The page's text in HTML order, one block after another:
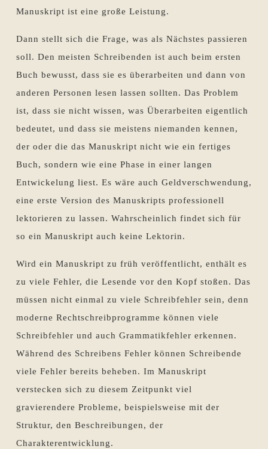
Manuskript ist eine große Leistung.
Dann stellt sich die Frage, was als Nächstes passieren
soll. Den meisten Schreibenden ist auch beim ersten
Buch bewusst, dass sie es überarbeiten und dann von
anderen Personen lesen lassen sollten. Das Problem
ist, dass sie nicht wissen, was Überarbeiten eigentlich
bedeutet, und dass sie meistens niemanden kennen,
der oder die das Manuskript nicht wie ein fertiges
Buch, sondern wie eine Phase in einer langen
Entwickelung liest. Es wäre auch Geldverschwendung,
eine erste Version des Manuskripts professionell
lektorieren zu lassen. Wahrscheinlich findet sich für
so ein Manuskript auch keine Lektorin.
Wird ein Manuskript zu früh veröffentlicht, enthält es
zu viele Fehler, die Lesende vor den Kopf stoßen. Das
müssen nicht einmal zu viele Schreibfehler sein, denn
moderne Rechtschreibprogramme können viele
Schreibfehler und auch Grammatikfehler erkennen.
Während des Schreibens Fehler können Schreibende
viele Fehler bereits beheben. Im Manuskript
verstecken sich zu diesem Zeitpunkt viel
gravierendere Probleme, beispielsweise mit der
Struktur, den Beschreibungen, der
Charakterentwicklung.